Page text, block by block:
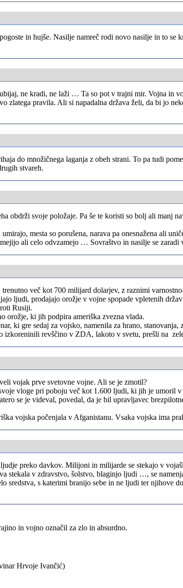
in hujše. Nasilje namreč rodi novo nasilje in to
ne kradi, ne laži … Ta so pot v trajni mir. Vojna in
zlatega pravila. Ali si napadalna država želi, da bi jo
do množičnega laganja z obeh strani. To pa tudi
stvareh.
obdrži svoje položaje. Pa še te koristi so bolj ali manj
mesta so porušena, narava pa onesnažena ali
ali celo odvzamejo … Sovraštvo in nasilje se zaradi
več kot 700 milijard dolarjev, z raznimi
ljudi, prodajajo orožje v vojne spopade vpletenih
Rusiji.
ki jih podpira ameriška zvezna vlada.
ki gre sedaj za vojsko, namenila za hrano,
revščino v ZDA, lakoto v svetu, prešli na
vojak prve svetovne vojne. Ali se je zmotil?
vloge pri poboju več kot 1.600 ljudi, ki jih je umoril
se je videval, povedal, da je bil upravljavec
vojska počenjala v Afganistanu. Vsaka vojska ima
preko davkov. Milijoni in milijarde se stekajo v
stekala v zdravstvo, šolstvo, blaginjo ljudi …, se
s katerimi branijo sebe in ne ljudi ter njihove
in vojno označil za zlo in absurdno.
Hrvoje Ivančić)